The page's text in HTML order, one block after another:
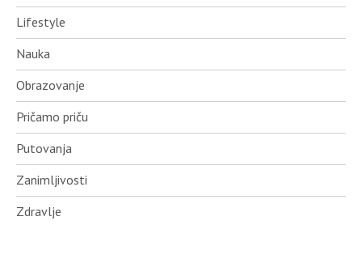
Lifestyle
Nauka
Obrazovanje
Pričamo priču
Putovanja
Zanimljivosti
Zdravlje